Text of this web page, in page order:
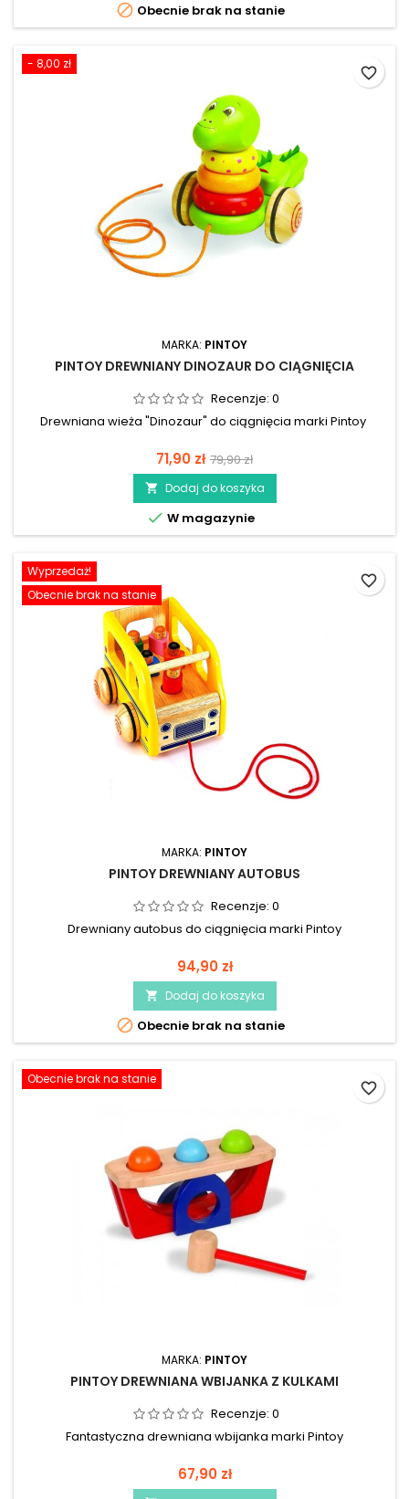
 Obecnie brak na stanie
- 8,00 zł
MARKA: PINTOY
PINTOY DREWNIANY DINOZAUR DO CIĄGNIĘCIA
Recenzje: 0
Drewniana wieża "Dinozaur" do ciągnięcia marki Pintoy
71,90 zł 79,90 zł
 Dodaj do koszyka
 W magazynie
favorite_border
Wyprzedaż!
Obecnie brak na stanie
MARKA: PINTOY
PINTOY DREWNIANY AUTOBUS
Recenzje: 0
Drewniany autobus do ciągnięcia marki Pintoy
94,90 zł
 Dodaj do koszyka
 Obecnie brak na stanie
favorite_border
Obecnie brak na stanie
MARKA: PINTOY
PINTOY DREWNIANA WBIJANKA Z KULKAMI
Recenzje: 0
Fantastyczna drewniana wbijanka marki Pintoy
67,90 zł
favorite_border